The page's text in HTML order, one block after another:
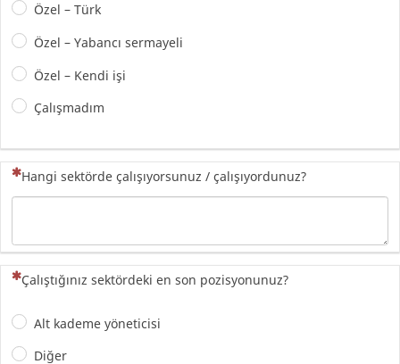
Özel – Türk
Özel – Yabancı sermayeli
Özel – Kendi işi
Çalışmadım
(Bu sorunun yanıtlanması zorunludur)
Hangi sektörde çalışıyorsunuz / çalışıyordunuz?
(Bu sorunun yanıtlanması zorunludur)
Çalıştığınız sektördeki en son pozisyonunuz?
Alt kademe yöneticisi
Diğer